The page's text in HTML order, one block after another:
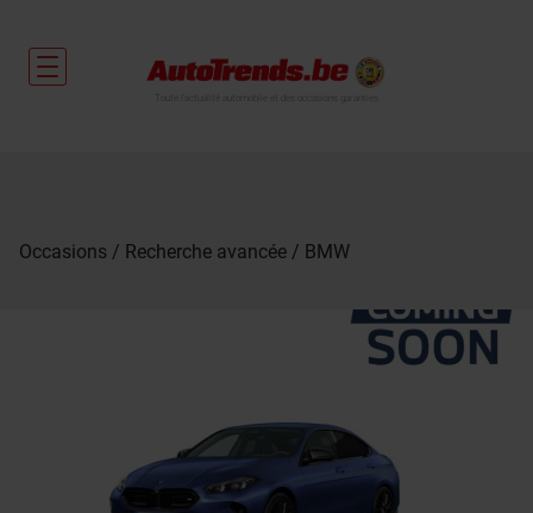
Occasions Recherche avancée BMW